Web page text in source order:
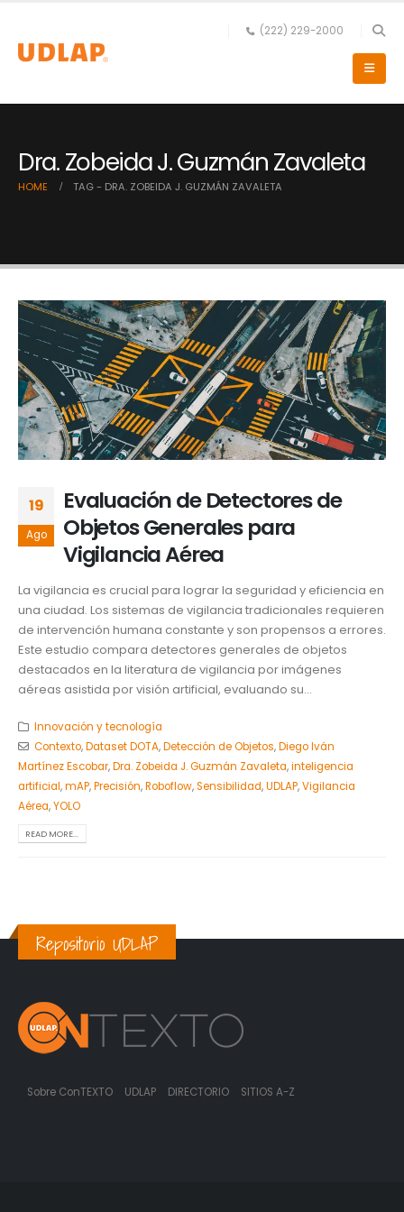
(222) 229-2000
Dra. Zobeida J. Guzmán Zavaleta
HOME TAG - DRA. ZOBEIDA J. GUZMÁN ZAVALETA
19
Ago
Evaluación de Detectores de
Objetos Generales para
Vigilancia Aérea
La vigilancia es crucial para lograr la seguridad y eficiencia en
una ciudad. Los sistemas de vigilancia tradicionales requieren
de intervención humana constante y son propensos a errores.
Este estudio compara detectores generales de objetos
destacados en la literatura de vigilancia por imágenes
aéreas asistida por visión artificial, evaluando su...
Innovación y tecnología
Contexto,Dataset DOTA,Detección de Objetos,Diego Iván
Martínez Escobar,Dra. Zobeida J. Guzmán Zavaleta,inteligencia
artificial,mAP,Precisión,Roboflow,Sensibilidad,UDLAP,Vigilancia
Aérea,YOLO
READ MORE...
Repositorio UDLAP
Sobre ConTEXTO UDLAP DIRECTORIO SITIOS A-Z